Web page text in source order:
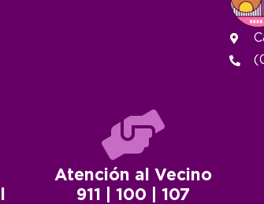
Atención al Vecino
911 | 100 | 107